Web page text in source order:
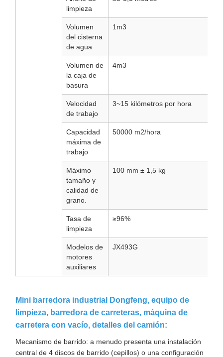
limpieza
Volumen
del cisterna
de agua
1m3
Volumen de
la caja de
basura
4m3
Velocidad
de trabajo
3~15 kilómetros por hora
Capacidad
máxima de
trabajo
50000 m2/hora
Máximo
tamaño y
calidad de
grano.
100 mm ± 1,5 kg
Tasa de
limpieza
≥96%
Modelos de
motores
auxiliares
JX493G
Mini barredora industrial Dongfeng, equipo de
limpieza, barredora de carreteras, máquina de
carretera con vacío, detalles del camión:
Mecanismo de barrido: a menudo presenta una instalación
central de 4 discos de barrido (cepillos) o una configuración